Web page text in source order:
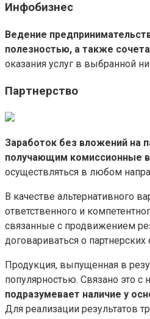
Инфобизнес
Ведение
полезностью, а также
оказания услуг в выбранной
Партнерство
Заработок без вложений на
получающим комиссионные
осуществляться в любом
В качестве альтернативного
ответственного и
связанные с продвижением
договариваться о
Продукция, выпущенная в
популярностью. Связано это
подразумевает наличие у
Для реализации результатов